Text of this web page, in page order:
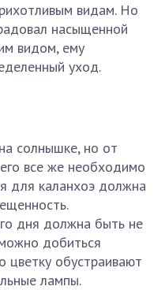
видам. Но
насыщенной
видом, ему
уход.
солнышке, но от
все же необходимо
для каланхоэ должна
дня должна быть не
добиться
цветку обустраивают
лампы.